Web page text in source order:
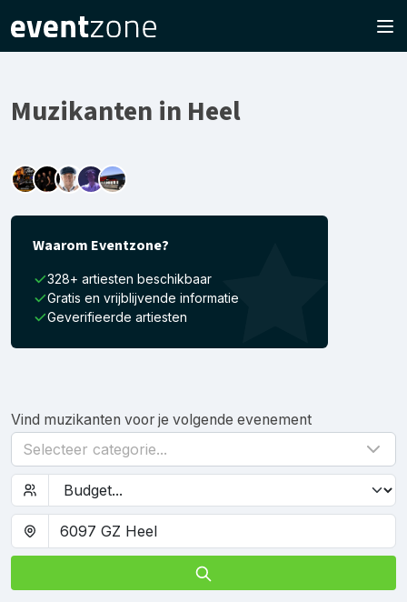
Muzikanten in Heel
Waarom Eventzone?
328+ artiesten beschikbaar
Gratis en vrijblijvende informatie
Geverifieerde artiesten
Vind muzikanten voor je volgende evenement
Selecteer categorie...